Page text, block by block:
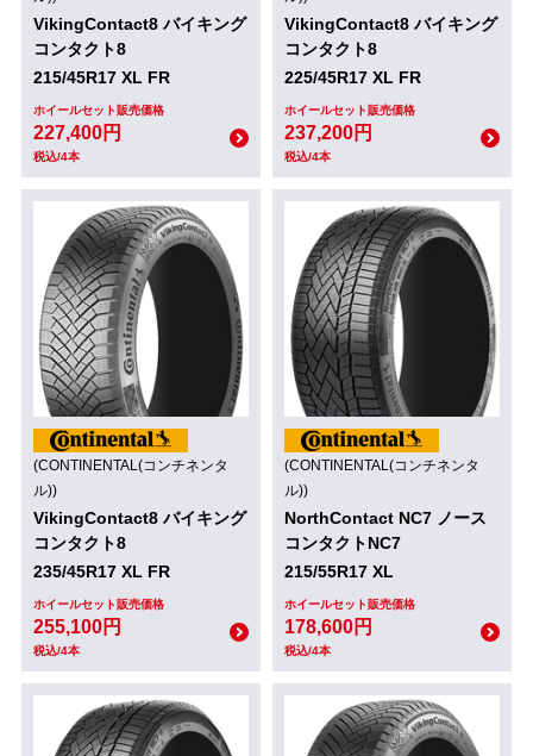
VikingContact8 バイキング
コンタクト8
215/45R17 XL FR
ホイールセット販売価格
227,400円
税込/4本
VikingContact8 バイキング
コンタクト8
225/45R17 XL FR
ホイールセット販売価格
237,200円
税込/4本
(CONTINENTAL(コンチネンタ
ル))
VikingContact8 バイキング
コンタクト8
235/45R17 XL FR
ホイールセット販売価格
255,100円
税込/4本
(CONTINENTAL(コンチネンタ
ル))
NorthContact NC7 ノース
コンタクトNC7
215/55R17 XL
ホイールセット販売価格
178,600円
税込/4本